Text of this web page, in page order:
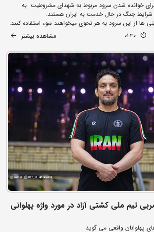
خوانده شدن سرود مربوط به شهدای مشروطیت به
شرایط جنگ در حال خدمت به ایران هستند.
ها از این سرود به هر نحوی میخواهند سوء استفاده کنند.
01:30 مشاهده بیشتر
تیم ملی کشتی آزاد در مورد واژه پهلوانی
پهلوانان واقعی می گوید